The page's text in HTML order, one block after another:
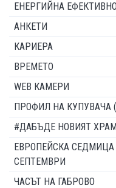
ЕНЕРГИЙНА
АНКЕТИ
КАРИЕРА
ВРЕМЕТО
WEB КАМЕРИ
ПРОФИЛ НА КУПУВАЧА
#ДАБЪДЕ НОВИЯТ
ЕВРОПЕЙСКА СЕДМИЦА
СЕПТЕМВРИ
ЧАСЪТ НА ГАБРОВО